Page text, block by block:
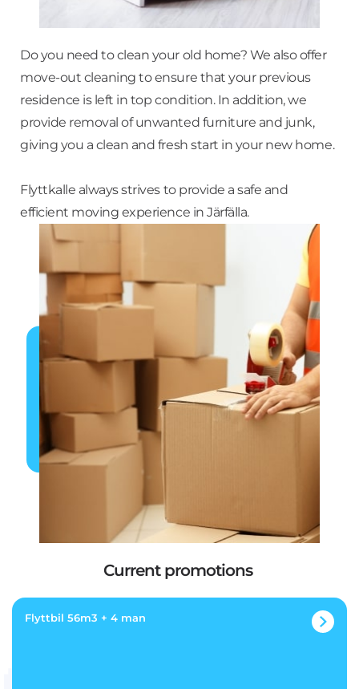
Do you need to clean your old home? We also offer
move-out cleaning to ensure that your previous
residence is left in top condition. In addition, we
provide removal of unwanted furniture and junk,
giving you a clean and fresh start in your new home.
Flyttkalle always strives to provide a safe and
efficient moving experience in Järfälla.
Current promotions
Flyttbil 56m3 + 4 man